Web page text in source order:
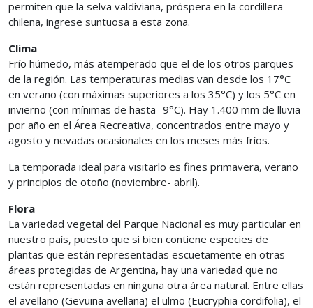
permiten que la selva valdiviana, próspera en la cordillera
chilena, ingrese suntuosa a esta zona.
Clima
Frío húmedo, más atemperado que el de los otros parques
de la región. Las temperaturas medias van desde los 17°C
en verano (con máximas superiores a los 35°C) y los 5°C en
invierno (con mínimas de hasta -9°C). Hay 1.400 mm de lluvia
por año en el Área Recreativa, concentrados entre mayo y
agosto y nevadas ocasionales en los meses más fríos.
La temporada ideal para visitarlo es fines primavera, verano
y principios de otoño (noviembre- abril).
Flora
La variedad vegetal del Parque Nacional es muy particular en
nuestro país, puesto que si bien contiene especies de
plantas que están representadas escuetamente en otras
áreas protegidas de Argentina, hay una variedad que no
están representadas en ninguna otra área natural. Entre ellas
el avellano (Gevuina avellana) el ulmo (Eucryphia cordifolia), el